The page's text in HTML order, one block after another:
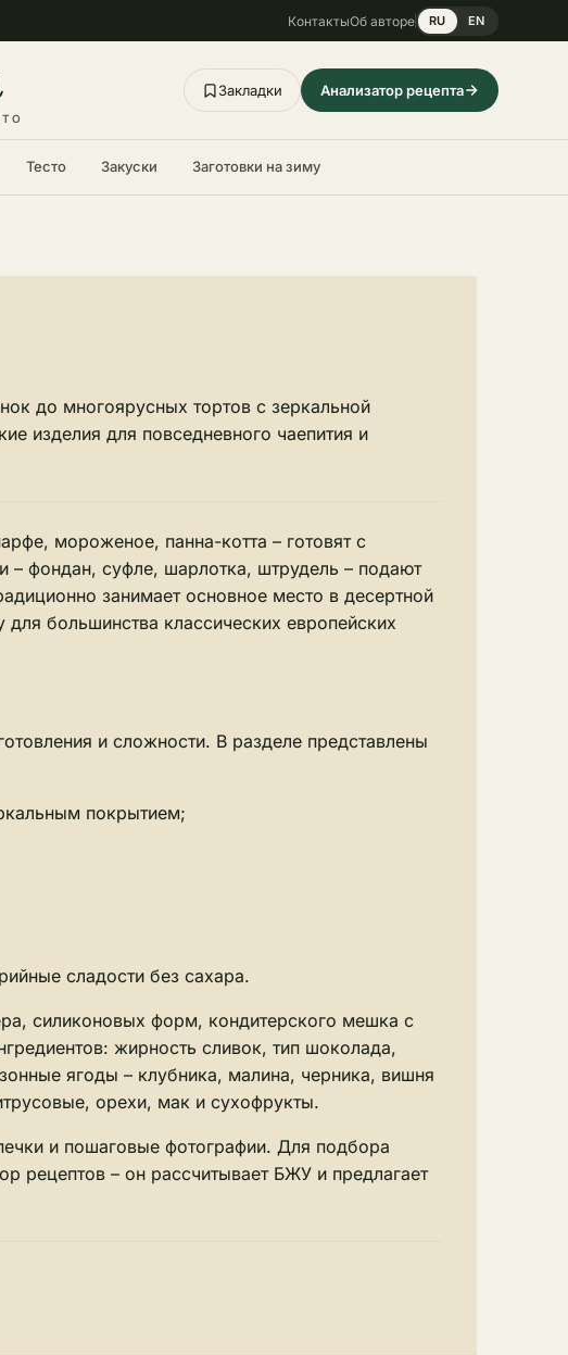
КонтактыОб авторе RU EN
Закладки Анализатор рецепта
Тесто Закуски Заготовки на зиму
до многоярусных тортов с зеркальной
изделия для повседневного чаепития и
мороженое, панна-котта – готовят с
– фондан, суфле, шарлотка, штрудель – подают
занимает основное место в десертной
большинства классических европейских
и сложности. В разделе представлены
покрытием;
сладости без сахара.
силиконовых форм, кондитерского мешка с
жирность сливок, тип шоколада,
ягоды – клубника, малина, черника, вишня
орехи, мак и сухофрукты.
и пошаговые фотографии. Для подбора
рецептов – он рассчитывает БЖУ и предлагает